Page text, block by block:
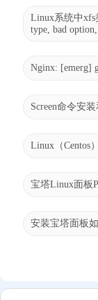
Linux系统中xfs
type, bad
Nginx: [emerg]
Screen命令安
Linux（Centos
宝塔Linux面板
安装宝塔面板